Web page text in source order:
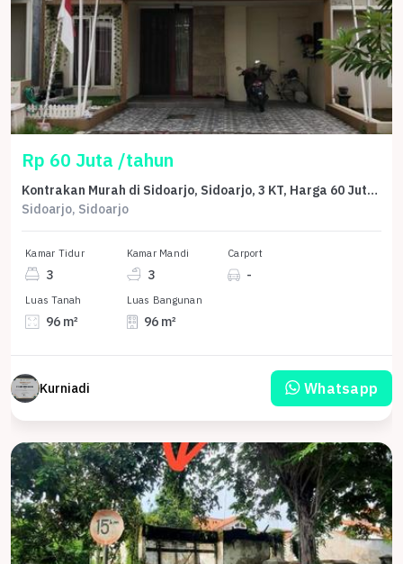
Rp 60 Juta /tahun
Kontrakan Murah di Sidoarjo, Sidoarjo, 3 KT, Harga 60 Juta /tahun
Sidoarjo, Sidoarjo
Kamar Tidur
3
Kamar Mandi
3
Carport
-
Luas Tanah
96 m²
Luas Bangunan
96 m²
Kurniadi Whatsapp